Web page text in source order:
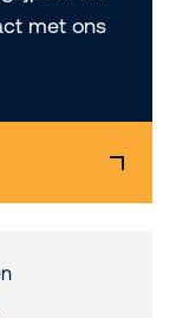
met ons